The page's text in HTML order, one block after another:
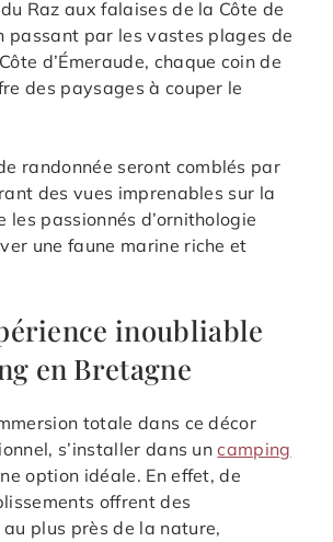
Raz aux falaises de la Côte de
passant par les vastes plages de
d’Émeraude, chaque coin de
des paysages à couper le
randonnée seront comblés par
des vues imprenables sur la
les passionnés d’ornithologie
une faune marine riche et
inoubliable
en Bretagne
totale dans ce décor
s’installer dans uncamping
option idéale. En effet, de
offrent des
plus près de la nature,